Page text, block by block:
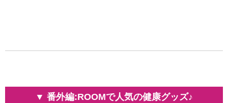
▼ 番外編:ROOMで人気の健康グッズ♪